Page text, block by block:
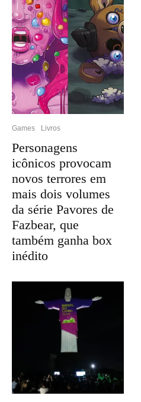
Games Livros
Personagens
icônicos provocam
novos terrores em
mais dois volumes
da série Pavores de
Fazbear, que
também ganha box
inédito